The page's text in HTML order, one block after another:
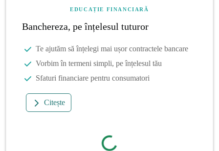
EDUCAȚIE FINANCIARĂ
Banchereza, pe înțelesul tuturor
Te ajutăm să înțelegi mai ușor contractele bancare
Vorbim în termeni simpli, pe înțelesul tău
Sfaturi financiare pentru consumatori
Citește